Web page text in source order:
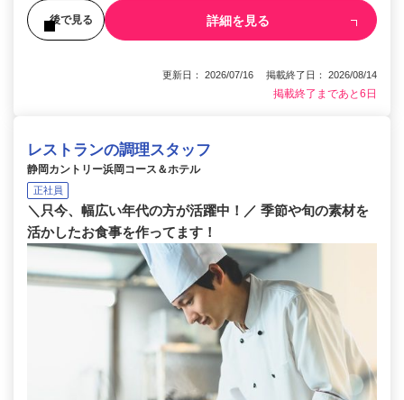
後で見る 詳細を見る
更新日： 2026/07/16 掲載終了日： 2026/08/14
掲載終了まであと6日
レストランの調理スタッフ
静岡カントリー浜岡コース＆ホテル
正社員
＼只今、幅広い年代の方が活躍中！／ 季節や旬の素材を
活かしたお食事を作ってます！